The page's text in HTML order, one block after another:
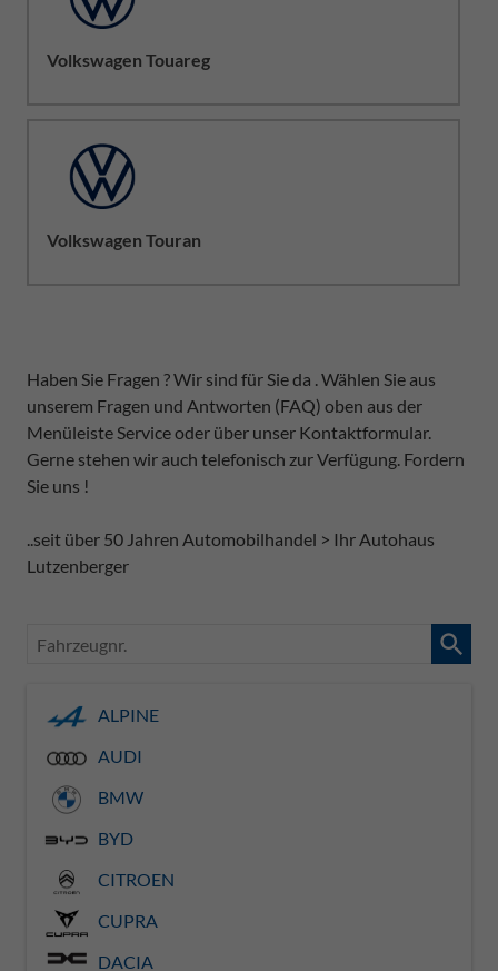
Volkswagen Touareg
Volkswagen Touran
Haben Sie Fragen ? Wir sind für Sie da . Wählen Sie aus
unserem Fragen und Antworten (FAQ) oben aus der
Menüleiste Service oder über unser Kontaktformular.
Gerne stehen wir auch telefonisch zur Verfügung. Fordern
Sie uns !
..seit über 50 Jahren Automobilhandel > Ihr Autohaus
Lutzenberger
Fahrzeugnr.
ALPINE
AUDI
BMW
BYD
CITROEN
CUPRA
DACIA